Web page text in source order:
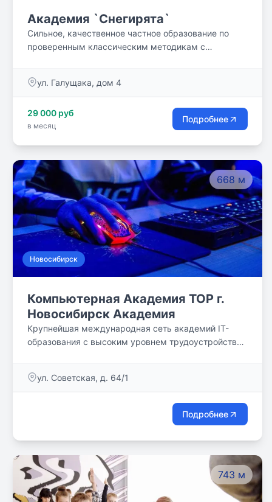
Академия `Снегирята`
Сильное, качественное частное образование по
проверенным классическим методикам с
ул. Галущака, дом 4
29 000 руб
в месяц
Подробнее
668 м
Новосибирск
Компьютерная Академия TOP г.
Новосибирск Академия
Крупнейшая международная сеть академий IT-
образования с высоким уровнем трудоустройства
ул. Советская, д. 64/1
Подробнее
743 м